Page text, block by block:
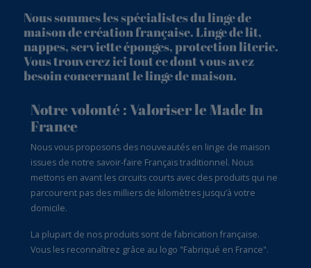
Nous sommes les spécialistes du linge de
maison de création française. Linge de lit,
nappes, serviette éponges, protection literie.
Vous trouverez ici tout ce dont vous avez
besoin concernant le linge de maison.
Notre volonté : Valoriser le Made In
France
Nous vous proposons des nouveautés en linge de maison
issues de notre savoir-faire Français traditionnel. Nous
mettons en avant les circuits courts avec des produits qui ne
parcourent pas des milliers de kilomètres jusqu’à votre
domicile.
La plupart de nos produits sont de fabrication française.
Vous les reconnaîtrez grâce au logo "Fabriqué en France".